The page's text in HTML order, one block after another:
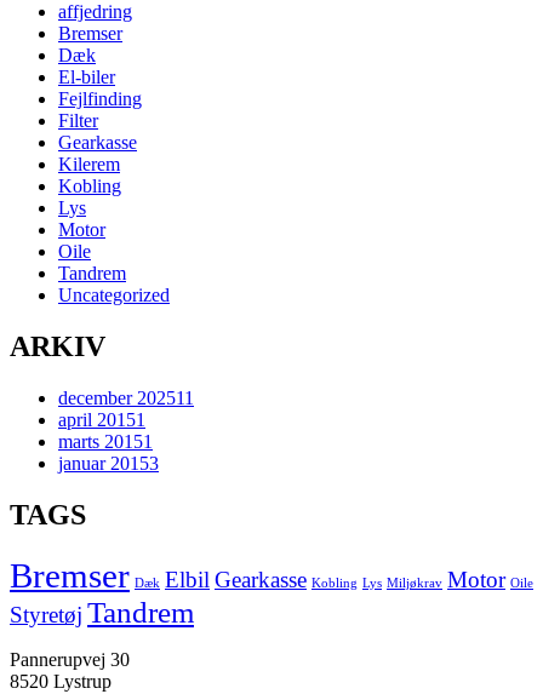
affjedring
Bremser
Dæk
El-biler
Fejlfinding
Filter
Gearkasse
Kilerem
Kobling
Lys
Motor
Oile
Tandrem
Uncategorized
ARKIV
december 202511
april 20151
marts 20151
januar 20153
TAGS
Bremser Dæk Elbil Gearkasse Kobling Lys Miljøkrav Motor Oile
Styretøj Tandrem
Pannerupvej 30
8520 Lystrup